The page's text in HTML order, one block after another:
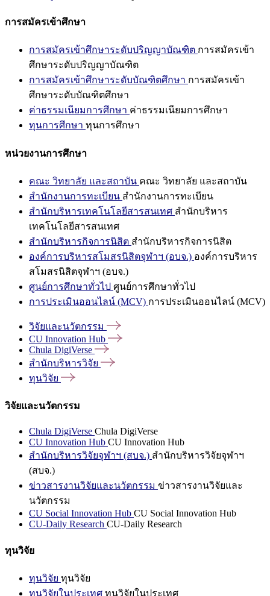
การสมัครเข้าศึกษา
การสมัครเข้าศึกษาระดับปริญญาบัณฑิต การสมัครเข้า
ศึกษาระดับปริญญาบัณฑิต
การสมัครเข้าศึกษาระดับบัณฑิตศึกษา การสมัครเข้า
ศึกษาระดับบัณฑิตศึกษา
ค่าธรรมเนียมการศึกษา ค่าธรรมเนียมการศึกษา
ทุนการศึกษา ทุนการศึกษา
หน่วยงานการศึกษา
คณะ วิทยาลัย และสถาบัน คณะ วิทยาลัย และสถาบัน
สำนักงานการทะเบียน สำนักงานการทะเบียน
สำนักบริหารเทคโนโลยีสารสนเทศ สำนักบริหาร
เทคโนโลยีสารสนเทศ
สำนักบริหารกิจการนิสิต สำนักบริหารกิจการนิสิต
องค์การบริหารสโมสรนิสิตจุฬาฯ (อบจ.) องค์การบริหาร
สโมสรนิสิตจุฬาฯ (อบจ.)
ศูนย์การศึกษาทั่วไป ศูนย์การศึกษาทั่วไป
การประเมินออนไลน์ (MCV) การประเมินออนไลน์ (MCV)
วิจัยและนวัตกรรม
CU Innovation Hub
Chula DigiVerse
สำนักบริหารวิจัย
ทุนวิจัย
วิจัยและนวัตกรรม
Chula DigiVerse Chula DigiVerse
CU Innovation Hub CU Innovation Hub
สำนักบริหารวิจัยจุฬาฯ (สบจ.) สำนักบริหารวิจัยจุฬาฯ
(สบจ.)
ข่าวสารงานวิจัยและนวัตกรรม ข่าวสารงานวิจัยและ
นวัตกรรม
CU Social Innovation Hub CU Social Innovation Hub
CU-Daily Research CU-Daily Research
ทุนวิจัย
ทุนวิจัย ทุนวิจัย
ทุนวิจัยในประเทศ ทุนวิจัยในประเทศ